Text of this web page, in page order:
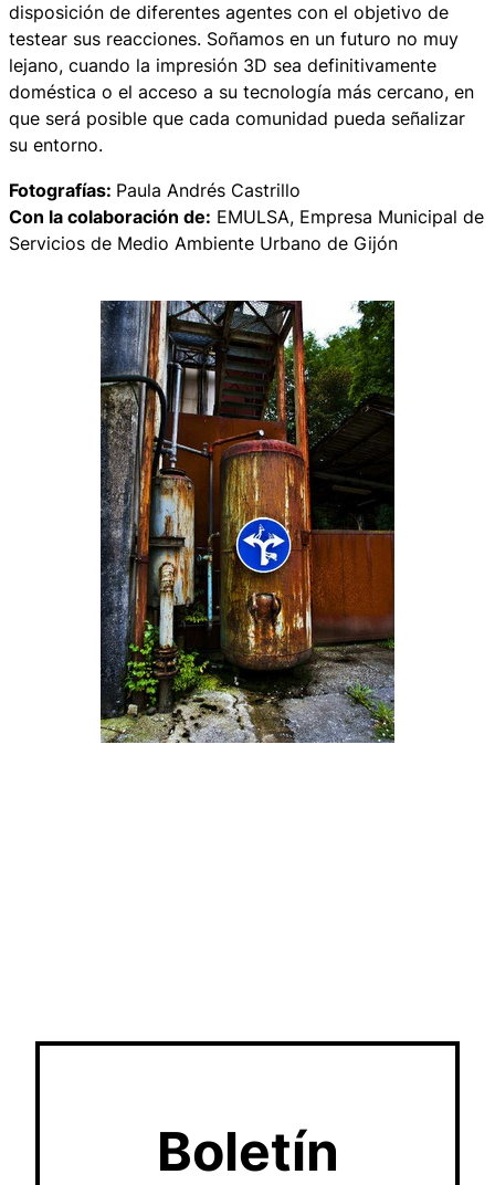
disposición de diferentes agentes con el objetivo de
testear sus reacciones. Soñamos en un futuro no muy
lejano, cuando la impresión 3D sea definitivamente
doméstica o el acceso a su tecnología más cercano, en
que será posible que cada comunidad pueda señalizar
su entorno.
Fotografías: Paula Andrés Castrillo
Con la colaboración de: EMULSA, Empresa Municipal de
Servicios de Medio Ambiente Urbano de Gijón
Boletín